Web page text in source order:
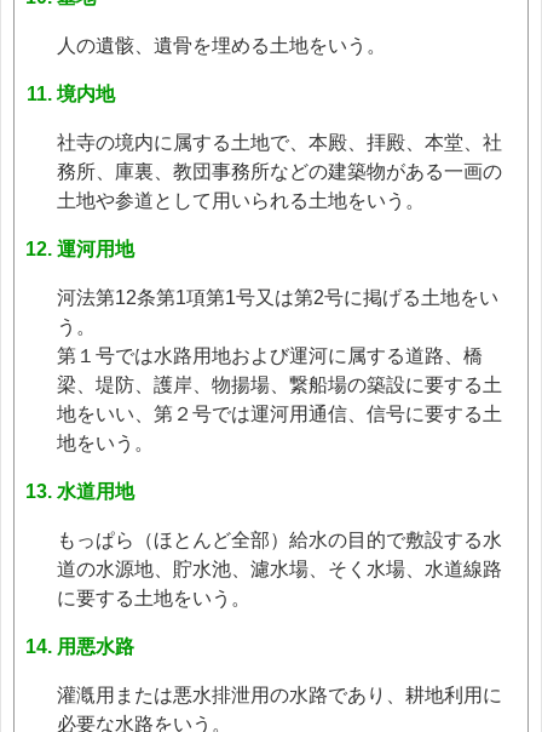
人の遺骸、遺骨を埋める土地をいう。
境内地
社寺の境内に属する土地で、本殿、拝殿、本堂、社
務所、庫裏、教団事務所などの建築物がある一画の
土地や参道として用いられる土地をいう。
運河用地
河法第12条第1項第1号又は第2号に掲げる土地をい
う。
第１号では水路用地および運河に属する道路、橋
梁、堤防、護岸、物揚場、繋船場の築設に要する土
地をいい、第２号では運河用通信、信号に要する土
地をいう。
水道用地
もっぱら（ほとんど全部）給水の目的で敷設する水
道の水源地、貯水池、濾水場、そく水場、水道線路
に要する土地をいう。
用悪水路
灌漑用または悪水排泄用の水路であり、耕地利用に
必要な水路をいう。